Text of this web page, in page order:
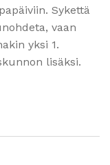
Sykettä
vaan
yksi 1.
lisäksi.